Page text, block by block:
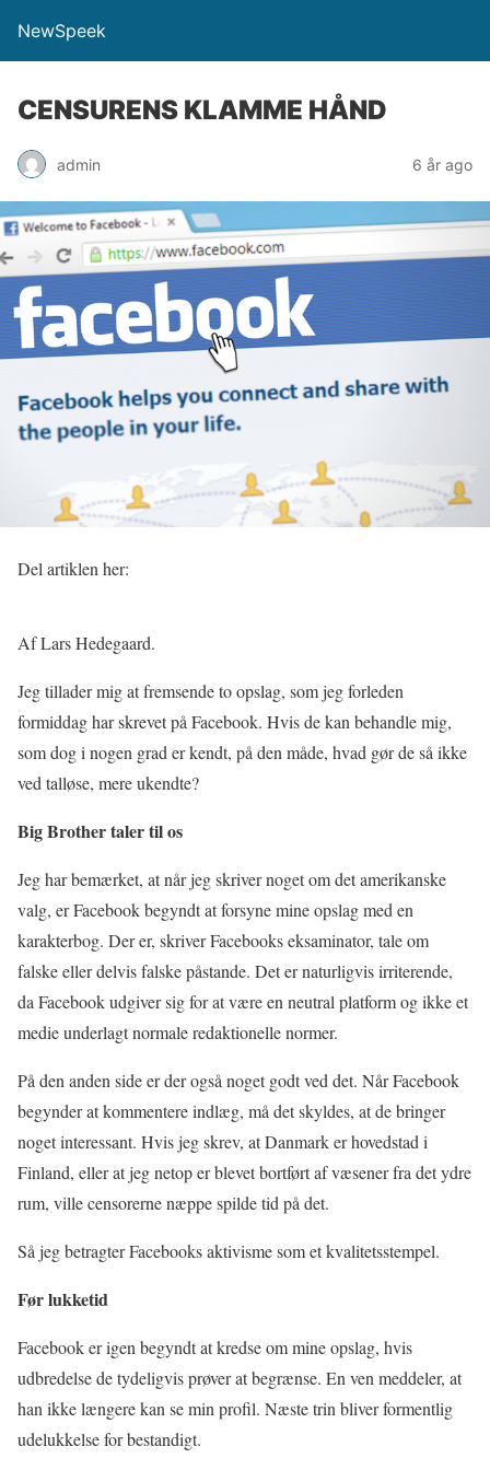
NewSpeek
CENSURENS KLAMME HÅND
admin 6 år ago
Del artiklen her:
Af Lars Hedegaard.
Jeg tillader mig at fremsende to opslag, som jeg forleden
formiddag har skrevet på Facebook. Hvis de kan behandle mig,
som dog i nogen grad er kendt, på den måde, hvad gør de så ikke
ved talløse, mere ukendte?
Big Brother taler til os
Jeg har bemærket, at når jeg skriver noget om det amerikanske
valg, er Facebook begyndt at forsyne mine opslag med en
karakterbog. Der er, skriver Facebooks eksaminator, tale om
falske eller delvis falske påstande. Det er naturligvis irriterende,
da Facebook udgiver sig for at være en neutral platform og ikke et
medie underlagt normale redaktionelle normer.
På den anden side er der også noget godt ved det. Når Facebook
begynder at kommentere indlæg, må det skyldes, at de bringer
noget interessant. Hvis jeg skrev, at Danmark er hovedstad i
Finland, eller at jeg netop er blevet bortført af væsener fra det ydre
rum, ville censorerne næppe spilde tid på det.
Så jeg betragter Facebooks aktivisme som et kvalitetsstempel.
Før lukketid
Facebook er igen begyndt at kredse om mine opslag, hvis
udbredelse de tydeligvis prøver at begrænse. En ven meddeler, at
han ikke længere kan se min profil. Næste trin bliver formentlig
udelukkelse for bestandigt.